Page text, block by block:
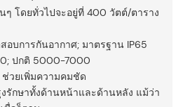
โดยทั่วไปจะอยู่ที่ 400 วัตต์/ตาราง
อบการกันอากาศ; มาตรฐาน IP65
ปกติ 5000-7000
วยเพิ่มความคมชัด
รักษาทั้งด้านหน้าและด้านหลัง แม้ว่า